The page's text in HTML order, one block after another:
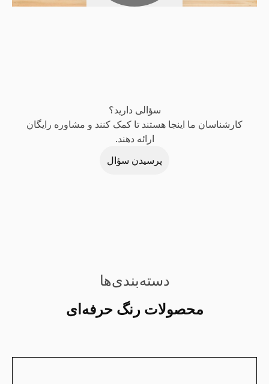
سؤالی دارید؟
کارشناسان ما اینجا هستند تا کمک کنند و مشاوره رایگان
ارائه دهند.
پرسیدن سؤال
دسته‌بندی‌ها
محصولات رنگ حرفه‌ای